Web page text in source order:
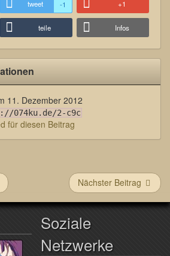
tweet -1 +1
teile Infos
11. Dezember 2012
074ku.de/2-c9c
für diesen Beitrag
Nächster Beitrag
Soziale
Netzwerke